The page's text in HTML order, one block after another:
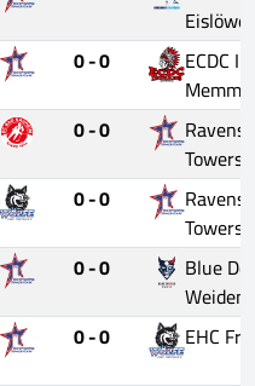
0 - 0
ECDC
0 - 0
0 - 0
0 - 0
Blue
Weiden
0 - 0
EHC